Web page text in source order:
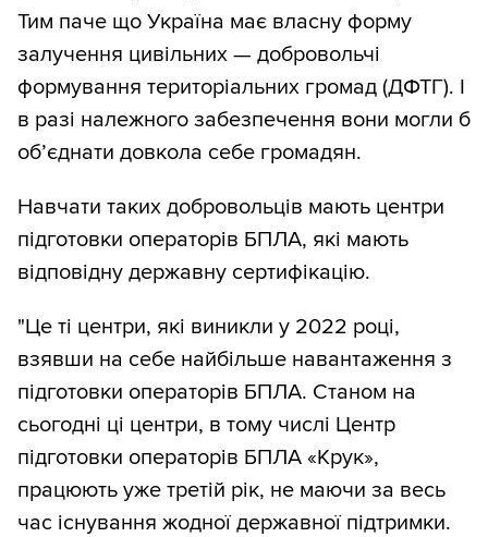
Тим паче що Україна має власну форму
залучення цивільних — добровольчі
формування територіальних громад (ДФТГ). І
в разі належного забезпечення вони могли б
об’єднати довкола себе громадян.
Навчати таких добровольців мають центри
підготовки операторів БПЛА, які мають
відповідну державну сертифікацію.
"Це ті центри, які виникли у 2022 році,
взявши на себе найбільше навантаження з
підготовки операторів БПЛА. Станом на
сьогодні ці центри, в тому числі Центр
підготовки операторів БПЛА «Крук»,
працюють уже третій рік, не маючи за весь
час існування жодної державної підтримки.